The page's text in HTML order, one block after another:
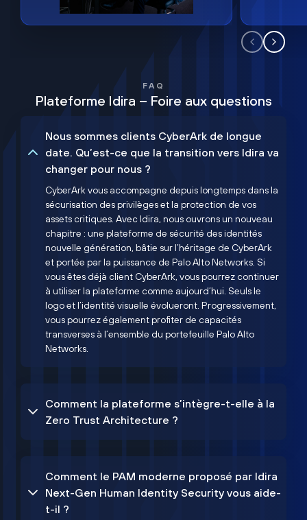
FAQ
Plateforme Idira – Foire aux questions
Nous sommes clients CyberArk de longue
date. Qu’est-ce que la transition vers Idira va
changer pour nous ?
CyberArk vous accompagne depuis longtemps dans la
sécurisation des privilèges et la protection de vos
assets critiques. Avec Idira, nous ouvrons un nouveau
chapitre : une plateforme de sécurité des identités
nouvelle génération, bâtie sur l’héritage de CyberArk
et portée par la puissance de Palo Alto Networks. Si
vous êtes déjà client CyberArk, vous pourrez continuer
à utiliser la plateforme comme aujourd’hui. Seuls le
logo et l’identité visuelle évolueront. Progressivement,
vous pourrez également profiter de capacités
transverses à l’ensemble du portefeuille Palo Alto
Networks.
Comment la plateforme s’intègre-t-elle à la
Zero Trust Architecture ?
Comment le PAM moderne proposé par Idira
Next-Gen Human Identity Security vous aide-
t-il ?